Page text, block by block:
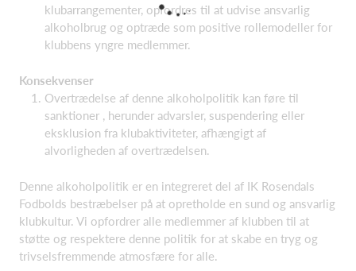
klubarrangementer, opfordres til at udvise ansvarlig
alkoholbrug og optræde som positive rollemodeller for
klubbens yngre medlemmer.
Konsekvenser
Overtrædelse af denne alkoholpolitik kan føre til
sanktioner , herunder advarsler, suspendering eller
eksklusion fra klubaktiviteter, afhængigt af
alvorligheden af overtrædelsen.
Denne alkoholpolitik er en integreret del af IK Rosendals
Fodbolds bestræbelser på at opretholde en sund og ansvarlig
klubkultur. Vi opfordrer alle medlemmer af klubben til at
støtte og respektere denne politik for at skabe en tryg og
trivselsfremmende atmosfære for alle.